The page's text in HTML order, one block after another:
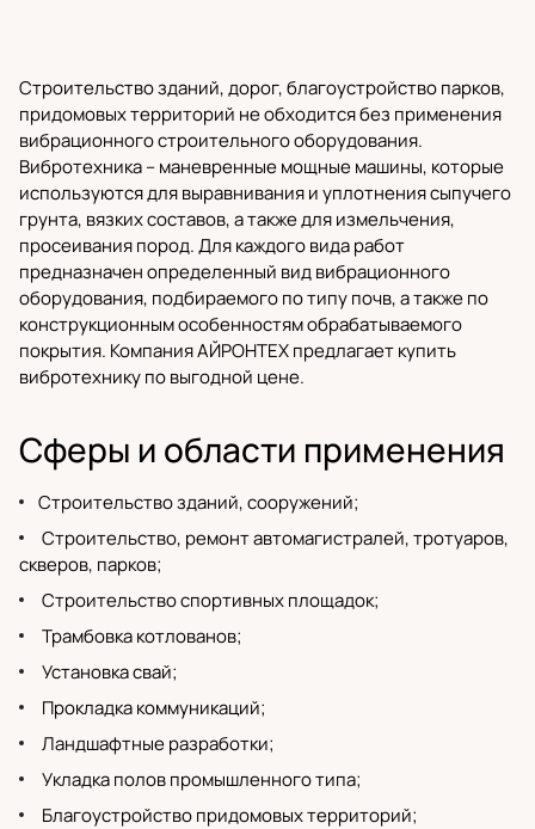
Строительство зданий, дорог, благоустройство парков,
придомовых территорий не обходится без применения
вибрационногостроительного оборудования.
Вибротехника – маневренные мощные машины, которые
используются для выравнивания и уплотнения сыпучего
грунта, вязких составов, а также для измельчения,
просеивания пород. Для каждого вида работ
предназначен определенный вид вибрационного
оборудования, подбираемого по типу почв, а также по
конструкционным особенностям обрабатываемого
покрытия. Компания АЙРОНТЕХпредлагает купить
вибротехнику по выгодной цене.
Сферы и области применения
Строительство зданий, сооружений;
Строительство, ремонт автомагистралей, тротуаров,
скверов, парков;
Строительство спортивных площадок;
Трамбовка котлованов;
Установка свай;
Прокладка коммуникаций;
Ландшафтные разработки;
Укладка полов промышленного типа;
Благоустройство придомовых территорий;